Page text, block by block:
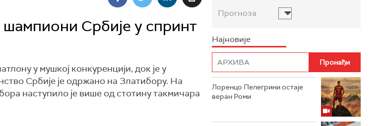
Србије у спринт
у мушкој конкуренцији, док је у
Србије је одржано на Златибору. На
наступило је више од стотину такмичара
Прогноза
Најновије
Лоренцо Пелегрини остаје
веран Роми